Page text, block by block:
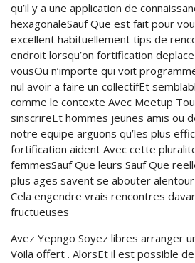
qu’il y a une application de
hexagonaleSauf Que est fait pour
excellent habituellement tips de
endroit lorsqu’on fortification
vousOu n’importe qui voit
nul avoir a faire un collectifEt
comme le contexte Avec Meetup
sinscrireEt hommes jeunes amis ou
notre equipe arguons qu’les plus
fortification aident Avec cette
femmesSauf Que leurs Sauf Que
plus ages savent se abouter
Cela engendre vrais rencontres
fructueuses
Avez Yepngo Soyez libres arranger
Voila offert . AlorsEt il est possible